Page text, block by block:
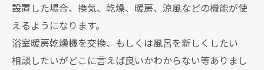
設置した場合、換気、乾燥、暖房、涼風などの機能が使
えるようになります。
浴室暖房乾燥機を交換、もしくは風呂を新しくしたい
相談したいがどこに言えば良いかわからない等ありまし